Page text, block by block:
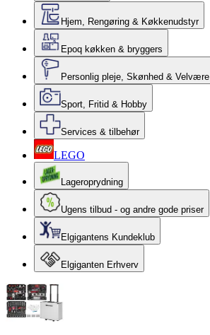
Hjem, Rengøring & Køkkenudstyr
Epoq køkken & bryggers
Personlig pleje, Skønhed & Velvære
Sport, Fritid & Hobby
Services & tilbehør
LEGO
Lageroprydning
Ugens tilbud - og andre gode priser
Elgigantens Kundeklub
Elgiganten Erhverv